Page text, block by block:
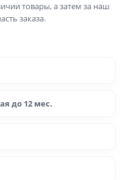
товары, а затем за наш
заказа.
до 12 мес.